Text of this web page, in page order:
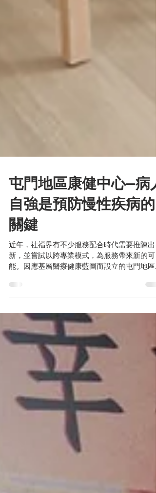
屯門地區康健中心—病人
自強是預防慢性疾病的
關鍵
近年，社福界有不少服務配合時代需要推陳出
新，並嘗試以跨專業模式，為服務帶來新的可
能。因應基層醫療健康藍圖而設立的屯門地區
的心理及社交需要，更有效提升大眾的全人健